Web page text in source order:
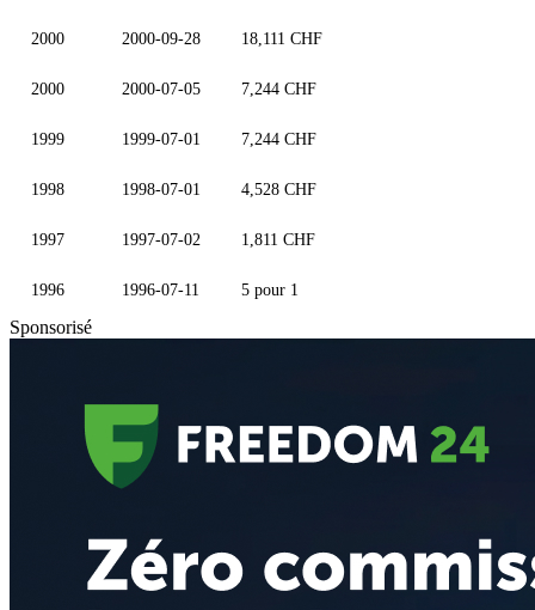
2000 2000-09-28 18,111 CHF
2000 2000-07-05 7,244 CHF
1999 1999-07-01 7,244 CHF
1998 1998-07-01 4,528 CHF
1997 1997-07-02 1,811 CHF
1996 1996-07-11 5 pour 1
Sponsorisé